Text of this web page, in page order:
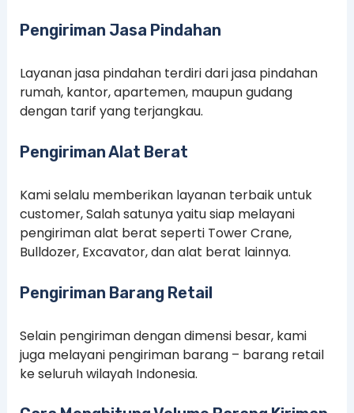
Pengiriman Jasa Pindahan
Layanan jasa pindahan terdiri dari jasa pindahan
rumah, kantor, apartemen, maupun gudang
dengan tarif yang terjangkau.
Pengiriman Alat Berat
Kami selalu memberikan layanan terbaik untuk
customer, Salah satunya yaitu siap melayani
pengiriman alat berat seperti Tower Crane,
Bulldozer, Excavator, dan alat berat lainnya.
Pengiriman Barang Retail
Selain pengiriman dengan dimensi besar, kami
juga melayani pengiriman barang – barang retail
ke seluruh wilayah Indonesia.